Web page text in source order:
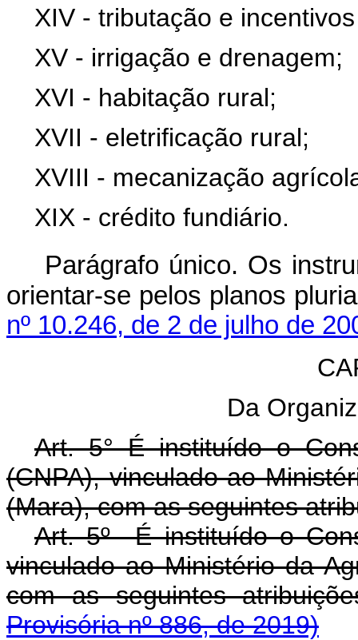
XIV - tributação e
XV - irrigação e drenagem;
XVI - habitação rural;
XVII - eletrificação rural;
XVIII - mecanização
XIX - crédito fundiário.
Parágrafo único. Os
orientar-se pelos
nº 10.246, de 2 de julho de
Da
Art. 5° É instituído o
(CNPA), vinculado ao
(Mara), com as seguintes
Art. 5º É instituído o
vinculado ao Ministério da
com as seguintes
Provisória nº 886, de 2019)